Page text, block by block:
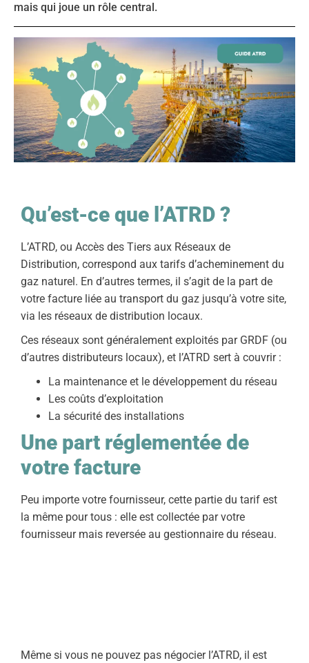
mais qui joue un rôle central.
Qu’est-ce que l’ATRD ?
L’ATRD, ou Accès des Tiers aux Réseaux de
Distribution, correspond aux tarifs d’acheminement du
gaz naturel. En d’autres termes, il s’agit de la part de
votre facture liée au transport du gaz jusqu’à votre site,
via les réseaux de distribution locaux.
Ces réseaux sont généralement exploités par GRDF (ou
d’autres distributeurs locaux), et l’ATRD sert à couvrir :
La maintenance et le développement du réseau
Les coûts d’exploitation
La sécurité des installations
Une part réglementée de
votre facture
Peu importe votre fournisseur, cette partie du tarif est
la même pour tous : elle est collectée par votre
fournisseur mais reversée au gestionnaire du réseau.
Même si vous ne pouvez pas négocier l’ATRD, il est